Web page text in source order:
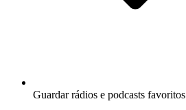
Guardar rádios e podcasts favoritos